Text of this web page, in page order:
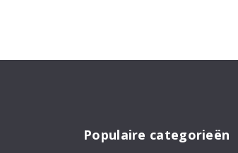
Populaire categorieën